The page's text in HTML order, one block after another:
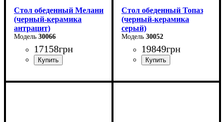
Стол обеденный Мелани
(черный-керамика
антрацит)
30066
17158грн
Длина - 140 (+60) см
Стол обеденный Топаз
(черный-керамика
серый)
30052
19849грн
Длина - 180 (+80) см